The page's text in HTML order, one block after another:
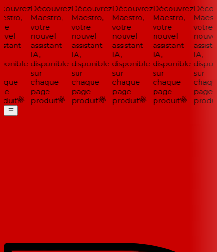
Découvrez
Maestro,
votre
nouvel
assistant
IA,
disponible
sur
chaque
page
produit
Découvrez
Maestro,
votre
nouvel
assistant
IA,
disponible
sur
chaque
page
produit
Découvrez
Maestro,
votre
nouvel
assistant
IA,
disponible
sur
chaque
page
produit
Découvrez
Maestro,
votre
nouvel
assistant
IA,
disponible
sur
chaque
page
produit
votre
nouvel
IA,
sur
page
produit